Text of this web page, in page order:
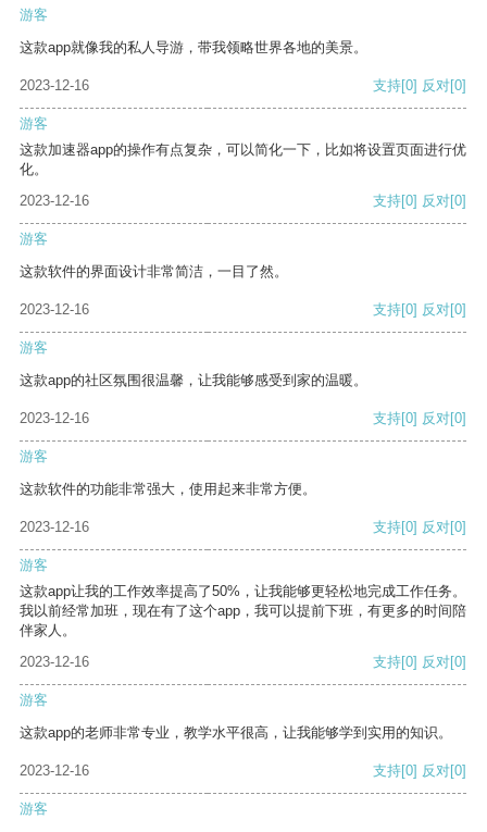
游客
这款app就像我的私人导游，带我领略世界各地的美景。
2023-12-16 支持[0] 反对[0]
游客
这款加速器app的操作有点复杂，可以简化一下，比如将设置页面进行优
化。
2023-12-16
支持[0] 反对[0]
游客
这款软件的界面设计非常简洁，一目了然。
2023-12-16 支持[0] 反对[0]
游客
这款app的社区氛围很温馨，让我能够感受到家的温暖。
2023-12-16 支持[0] 反对[0]
游客
这款软件的功能非常强大，使用起来非常方便。
2023-12-16 支持[0] 反对[0]
游客
这款app让我的工作效率提高了50%，让我能够更轻松地完成工作任务。
我以前经常加班，现在有了这个app，我可以提前下班，有更多的时间陪
伴家人。
2023-12-16
支持[0] 反对[0]
游客
这款app的老师非常专业，教学水平很高，让我能够学到实用的知识。
2023-12-16 支持[0] 反对[0]
游客